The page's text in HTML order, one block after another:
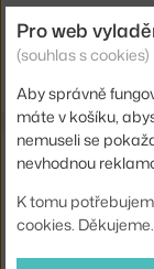
Kód produktu
EAN
Ze stejné
Pro web
(souhlas s cookies)
Aby správně
máte v košíku,
nemuseli se
nevhodnou
K tomu
cookies. Děkujeme.